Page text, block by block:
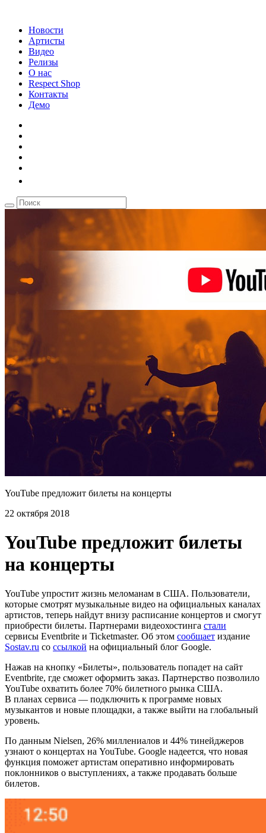
Новости
Артисты
Видео
Релизы
О нас
Respect Shop
Контакты
Демо
YouTube предложит билеты на концерты
22 октября 2018
YouTube предложит билеты
на концерты
YouTube упростит жизнь меломанам в США. Пользователи,
которые смотрят музыкальные видео на официальных каналах
артистов, теперь найдут внизу расписание концертов и смогут
приобрести билеты. Партнерами видеохостинга стали
сервисы Eventbrite и Ticketmaster. Об этом сообщает издание
Sostav.ru со ссылкой на официальный блог Google.
Нажав на кнопку «Билеты», пользователь попадет на сайт
Eventbrite, где сможет оформить заказ. Партнерство позволило
YouTube охватить более 70% билетного рынка США.
В планах сервиса — подключить к программе новых
музыкантов и новые площадки, а также выйти на глобальный
уровень.
По данным Nielsen, 26% миллениалов и 44% тинейджеров
узнают о концертах на YouTube. Google надеется, что новая
функция поможет артистам оперативно информировать
поклонников о выступлениях, а также продавать больше
билетов.